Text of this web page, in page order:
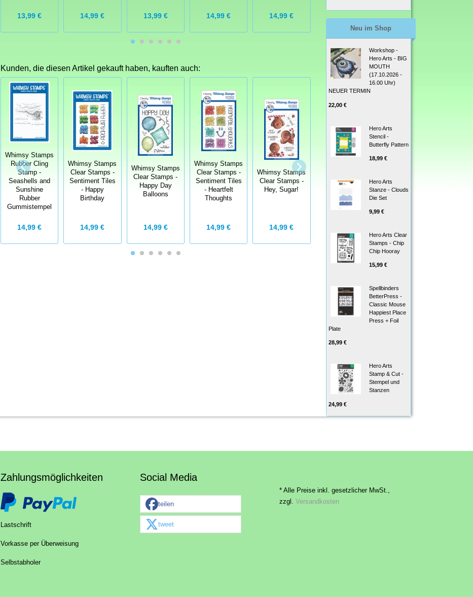
13,99 € 14,99 € 13,99 € 14,99 € 14,99 €
Kunden, die diesen Artikel gekauft haben, kauften auch:
Whimsy Stamps
Rubber Cling
Stamp -
Seashells and
Sunshine
Rubber
Gummistempel
14,99 €
Whimsy Stamps
Clear Stamps -
Sentiment Tiles
- Happy
Birthday
14,99 €
Whimsy Stamps
Clear Stamps -
Happy Day
Balloons
14,99 €
Whimsy Stamps
Clear Stamps -
Sentiment Tiles
- Heartfelt
Thoughts
14,99 €
Whimsy Stamps
Clear Stamps -
Hey, Sugar!
14,99 €
Art Impressions
School -
Stanzen
Clear Stamps -
Dudley Art
Neu im Shop
Workshop -
Hero Arts - BIG
MOUTH
(17.10.2026 -
16.00 Uhr)
NEUER TERMIN
22,00 €
Hero Arts
Stencil -
Butterfly Pattern
18,99 €
Hero Arts
Stanze - Clouds
Die Set
9,99 €
Hero Arts Clear
Stamps - Chip
Chip Hooray
15,99 €
Spellbinders
BetterPress -
Classic Mouse
Happiest Place
Press + Foil
Plate
28,99 €
Hero Arts
Stamp & Cut -
Stempel und
Stanzen
24,99 €
Zahlungsmöglichkeiten
Lastschrift
Vorkasse per Überweisung
Selbstabholer
Social Media
teilen
tweet
* Alle Preise inkl. gesetzlicher MwSt.,
zzgl.
Versandkosten